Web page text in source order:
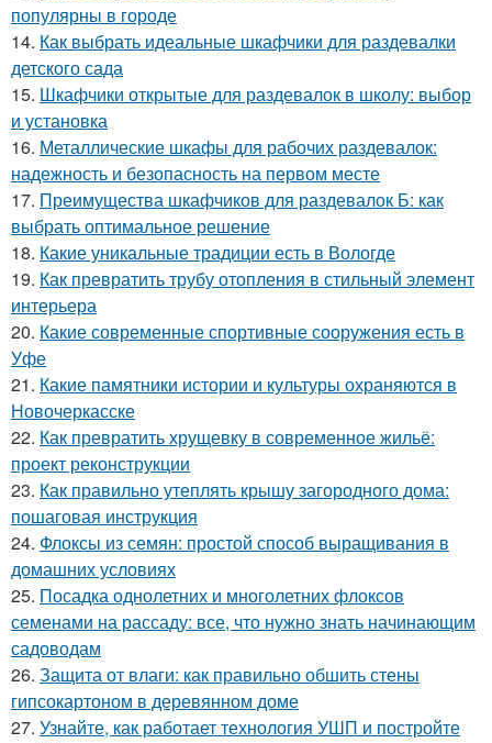
популярны в городе
14. Как выбрать идеальные шкафчики для раздевалки
детского сада
15. Шкафчики открытые для раздевалок в школу: выбор
и установка
16. Металлические шкафы для рабочих раздевалок:
надежность и безопасность на первом месте
17. Преимущества шкафчиков для раздевалок Б: как
выбрать оптимальное решение
18. Какие уникальные традиции есть в Вологде
19. Как превратить трубу отопления в стильный элемент
интерьера
20. Какие современные спортивные сооружения есть в
Уфе
21. Какие памятники истории и культуры охраняются в
Новочеркасске
22. Как превратить хрущевку в современное жильё:
проект реконструкции
23. Как правильно утеплять крышу загородного дома:
пошаговая инструкция
24. Флоксы из семян: простой способ выращивания в
домашних условиях
25. Посадка однолетних и многолетних флоксов
семенами на рассаду: все, что нужно знать начинающим
садоводам
26. Защита от влаги: как правильно обшить стены
гипсокартоном в деревянном доме
27. Узнайте, как работает технология УШП и постройте